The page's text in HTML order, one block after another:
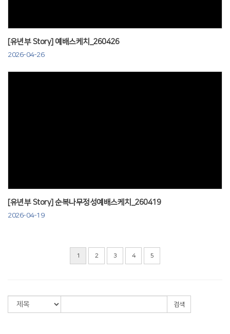
[유년부 Story] 예배스케치_260426
2026-04-26
[유년부 Story] 순복나무정성예배스케치_260419
2026-04-19
1 2 3 4 5
검색